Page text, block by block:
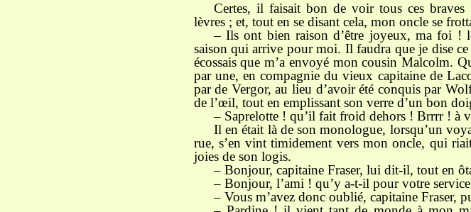
Certes, il faisait bon de voir tous ces
lèvres ; et, tout en se disant cela, mon oncle se
– Ils ont bien raison d’être joyeux, ma foi !
saison qui arrive pour moi. Il faudra que je dise
écossais que m’a envoyé mon cousin Malcolm.
par une, en compagnie du vieux capitaine de
par de Vergor, au lieu d’avoir été conquis par
de l’œil, tout en emplissant son verre d’un bon
– Saprelotte ! qu’il fait froid dehors ! Brrrr ! à
Il en était là de son monologue, lorsqu’un
rue, s’en vint timidement vers mon oncle, qui
joies de son logis.
– Bonjour, capitaine Fraser, lui dit-il, tout en
– Bonjour, l’ami ! qu’y a-t-il pour votre
– Vous m’avez donc oublié, capitaine Fraser,